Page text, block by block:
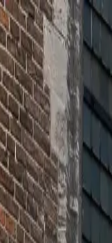
Comprar online
TartasRegalos